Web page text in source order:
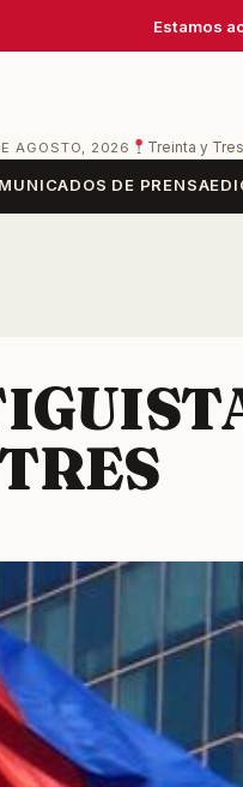
Estamos
AGOSTO, 2026 Treinta y Tres
DE PRENSA